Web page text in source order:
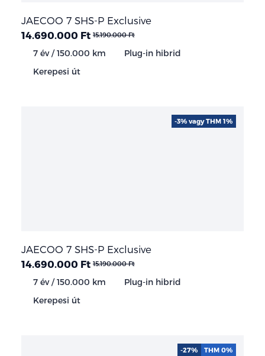
JAECOO 7 SHS-P Exclusive
14.690.000 Ft 15.190.000 Ft
7 év / 150.000 km
Plug-in hibrid
Kerepesi út
JAECOO 7 SHS-P Exclusive
14.690.000 Ft 15.190.000 Ft
7 év / 150.000 km
Plug-in hibrid
Kerepesi út
-3% vagy THM 1%
-27% THM 0%